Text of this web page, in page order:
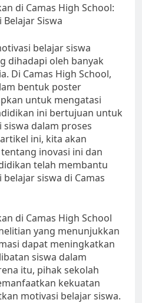
di Camas High School:
Siswa
belajar siswa
dihadapi oleh banyak
Di Camas High School,
bentuk poster
untuk mengatasi
ini bertujuan untuk
dalam proses
ini, kita akan
inovasi ini dan
telah membantu
siswa di Camas
di Camas High School
yang menunjukkan
dapat meningkatkan
siswa dalam
itu, pihak sekolah
kekuatan
motivasi belajar siswa.